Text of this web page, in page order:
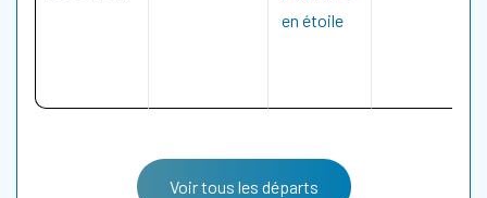
en étoile
Voir tous les départs